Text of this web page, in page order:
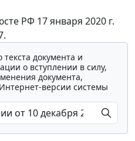
РФ 17 января 2020 г.
документа и
о вступлении в силу,
документа,
версии системы